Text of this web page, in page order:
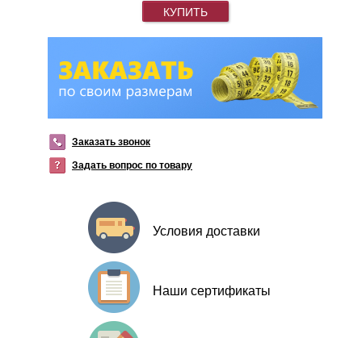
КУПИТЬ
Заказать звонок
Задать вопрос по товару
Условия доставки
Наши сертификаты